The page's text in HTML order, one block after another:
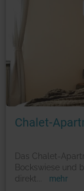
Chalet-
Das Chalet-
Bockswiese und
direkt
mehr